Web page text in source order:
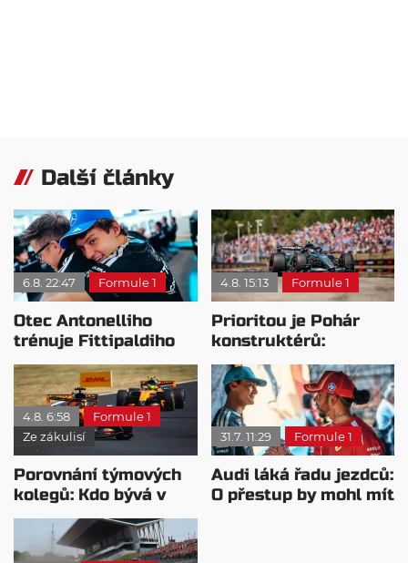
Další články
6.8. 22:47 Formule 1
Otec Antonelliho
trénuje Fittipaldiho
syna: Brazilec
vychvaluje lídra
4.8. 15:13 Formule 1
Prioritou je Pohár
konstruktérů:
Mercedesu je jedno,
kdo zvítězí
4.8. 6:58
Formule 1
Ze zákulisí
Porovnání týmových
kolegů: Kdo bývá v
sobotu nejrychlejší?
31.7. 11:29 Formule 1
Audi láká řadu jezdců:
O přestup by mohl mít